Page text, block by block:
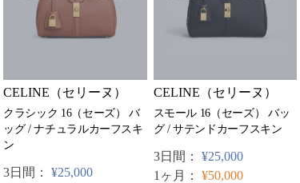
CELINE（セリーヌ）
クラシック 16（セーズ） バ
ッグ / ナチュラルカーフスキ
ン
3日間： ¥25,000
CELINE（セリーヌ）
スモール 16（セーズ） バッ
グ / サテンドカーフスキン
3日間： ¥25,000
1ヶ月： ¥50,000